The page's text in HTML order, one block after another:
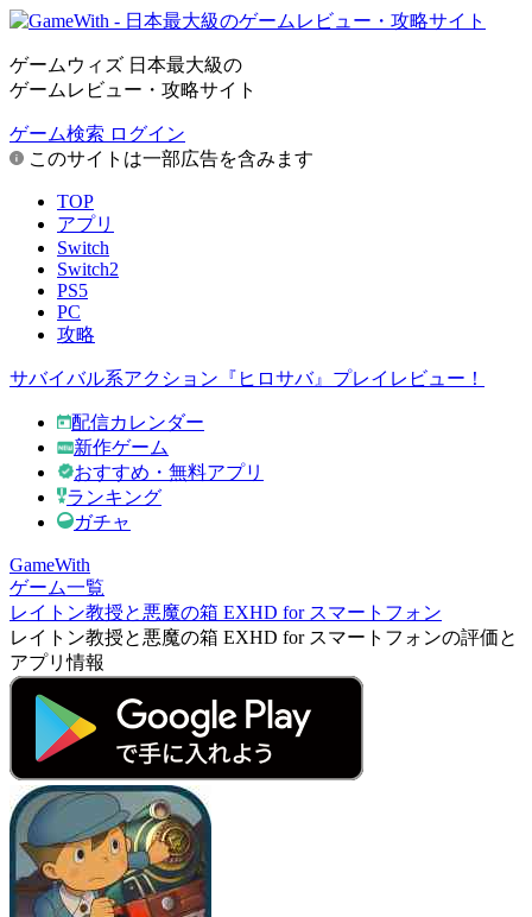
ゲームウィズ 日本最大級の
ゲームレビュー・攻略サイト
ゲーム検索 ログイン
このサイトは一部広告を含みます
TOP
アプリ
Switch
Switch2
PS5
PC
攻略
サバイバル系アクション『ヒロサバ』プレイレビュー！
配信カレンダー
新作ゲーム
おすすめ・無料アプリ
ランキング
ガチャ
GameWith
ゲーム一覧
レイトン教授と悪魔の箱 EXHD for スマートフォン
レイトン教授と悪魔の箱 EXHD for スマートフォンの評価と
アプリ情報